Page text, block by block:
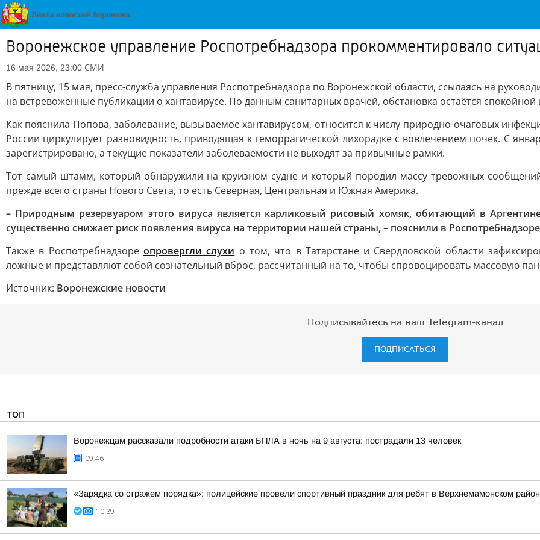
Воронежское управление Роспотребнадзора прокомментировало
16 мая 2026, 23:00 СМИ
В пятницу, 15 мая, пресс-служба управления Роспотребнадзора по Воронежской области, ссылаясь на
на встревоженные публикации о хантавирусе. По данным санитарных врачей, обстановка остаётся
Как пояснила Попова, заболевание, вызываемое хантавирусом, относится к числу природно-очаговых
России циркулирует разновидность, приводящая к геморрагической лихорадке с вовлечением почек. С
зарегистрировано, а текущие показатели заболеваемости не выходят за привычные рамки.
Тот самый штамм, который обнаружили на круизном судне и который породил массу тревожных
прежде всего страны Нового Света, то есть Северная, Центральная и Южная Америка.
– Природным резервуаром этого вируса является карликовый рисовый хомяк, обитающий в
существенно снижает риск появления вируса на территории нашей страны, – пояснили в
Также в Роспотребнадзоре опровергли слухи о том, что в Татарстане и Свердловской области
ложные и представляют собой сознательный вброс, рассчитанный на то, чтобы спровоцировать массовую
Источник: Воронежские новости
Подписывайтесь на наш Telegram-канал
ПОДПИСАТЬСЯ
ТОП
Воронежцам рассказали подробности атаки БПЛА в ночь на 9 августа: пострадали 13 человек
09:46
«Зарядка со стражем порядка»: полицейские провели спортивный праздник для ребят в Верхнемамонском
10:39